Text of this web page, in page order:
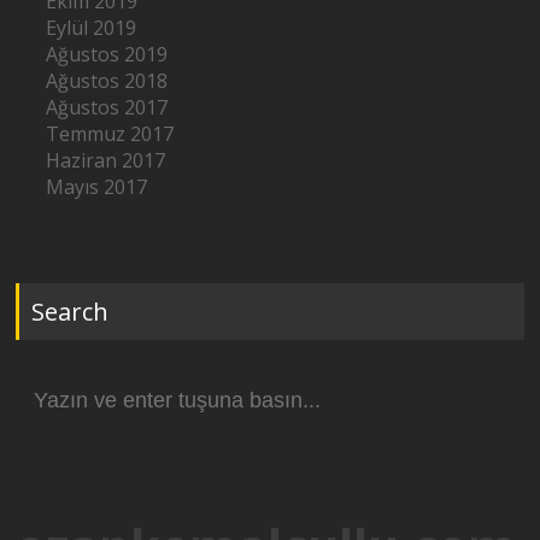
Eylül 2019
Ağustos 2019
Ağustos 2018
Ağustos 2017
Temmuz 2017
Haziran 2017
Mayıs 2017
Search
yap: